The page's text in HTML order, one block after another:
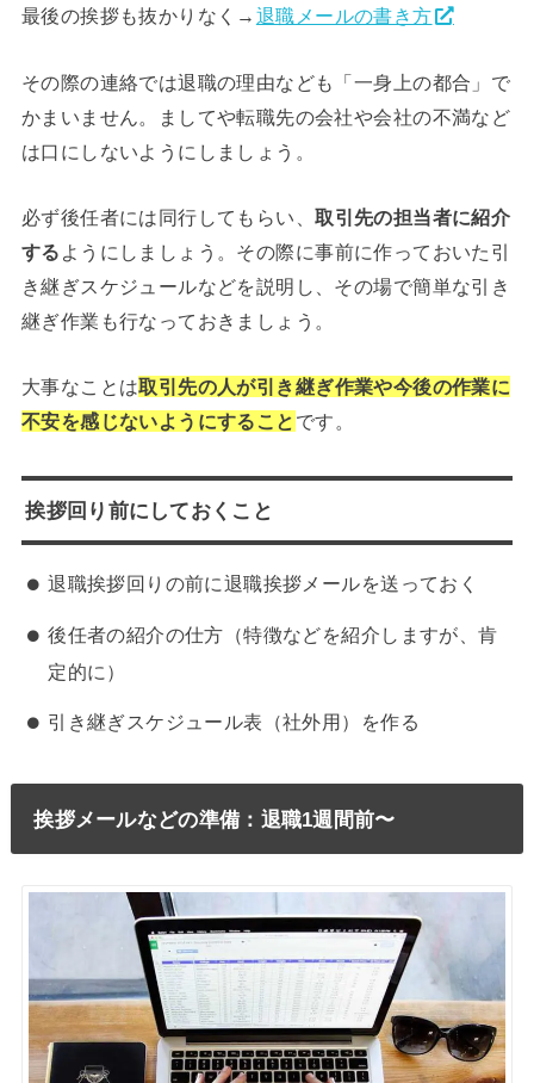
最後の挨拶も抜かりなく→ 退職メールの書き方
その際の連絡では退職の理由なども「一身上の都合」で
かまいません。ましてや転職先の会社や会社の不満など
は口にしないようにしましょう。
必ず後任者には同行してもらい、取引先の担当者に紹介
する ようにしましょう。その際に事前に作っておいた引
き継ぎスケジュールなどを説明し、その場で簡単な引き
継ぎ作業も行なっておきましょう。
大事なことは取引先の人が引き継ぎ作業や今後の作業に
不安を感じないようにすること です。
挨拶回り前にしておくこと
退職挨拶回りの前に退職挨拶メールを送っておく
後任者の紹介の仕方（特徴などを紹介しますが、肯
定的に）
引き継ぎスケジュール表（社外用）を作る
挨拶メールなどの準備：退職1週間前〜